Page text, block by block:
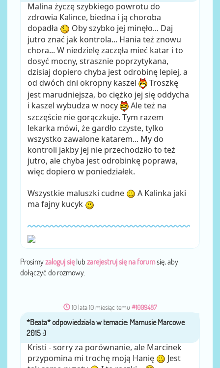
Malina życzę szybkiego powrotu do
zdrowia Kalince, biedna i ją choroba
dopadła
Oby szybko jej minęło... Daj
jutro znać jak kontrola... Hania też znowu
chora... W niedzielę zaczęła mieć katar i to
dosyć mocny, strasznie poprzytykana,
dzisiaj dopiero chyba jest odrobinę lepiej, a
od dwóch dni okropny kaszel
Troszkę
jest marudniejsza, bo ciężko jej się oddycha
i kaszel wybudza w nocy
Ale też na
szczęście nie gorączkuje. Tym razem
lekarka mówi, że gardło czyste, tylko
wszystko zawalone katarem... My do
kontroli jakby jej nie przechodziło to też
jutro, ale chyba jest odrobinkę poprawa,
więc dopiero w poniedziałek.
Wszystkie maluszki cudne
A Kalinka jaki
ma fajny kucyk
Prosimyzaloguj sięlub zarejestruj się na forumsię, aby
dołączyć do rozmowy.
10 lata 10 miesiąc temu #1009487
przez *Beata*
Kristi - sorry za porównanie, ale Marcinek
przypomina mi trochę moją Hanię
Jest